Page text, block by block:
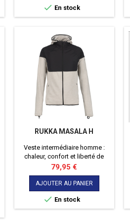
 En stock
RUKKA MASALA H
Veste intermédiaire homme :
chaleur, confort et liberté de
mouvement, avec traitement
déperlant pour vous
accompagner partout.
Prix
79,95 €
AJOUTER AU PANIER
 En stock